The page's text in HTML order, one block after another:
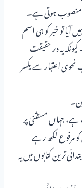
منصوب ہوتی ہے۔
تو خبر کو ہی اسم
یہ در حقیقت
اعتبار سے یکسر
جہاں مستثنیٰ پر
مرفوع لکھ رہے
ترین کتابوں میں یہ